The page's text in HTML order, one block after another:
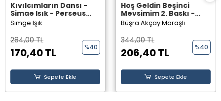
Kıvılcımların Dansı -
Simge Işık - Perseus
Yayınevi -
Simge Işık
284,00 TL
170,40 TL %40
Sepete Ekle
Hoş Geldin Beşinci
Mevsimim 2. Baskı -
Büşra Akçay Maraşlı -
Perseus Yayınevi -
Büşra Akçay Maraşlı
344,00 TL
206,40 TL %40
Sepete Ekle